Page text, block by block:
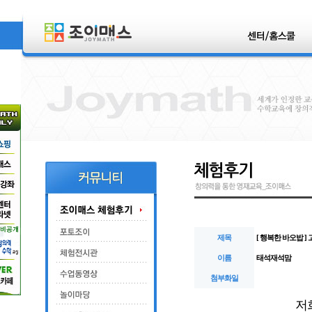
제목 [ 행복한 바오밥 ]
이름 태석재석맘
첨부화일
저